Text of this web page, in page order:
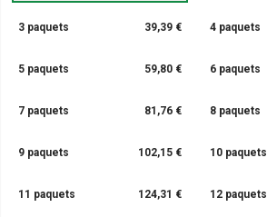
3 paquets 39,39 € 4 paquets
5 paquets 59,80 € 6 paquets
7 paquets 81,76 € 8 paquets
9 paquets 102,15 € 10 paquets
11 paquets 124,31 € 12 paquets